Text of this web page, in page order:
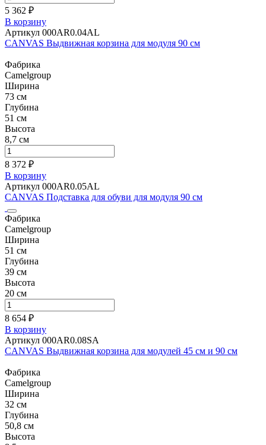
5 362 ₽
В корзину
Артикул 000AR0.04AL
CANVAS Выдвижная корзина для модуля 90 см
Фабрика
Camelgroup
Ширина
73 см
Глубина
51 см
Высота
8,7 см
8 372 ₽
В корзину
Артикул 000AR0.05AL
CANVAS Подставка для обуви для модуля 90 см
Фабрика
Camelgroup
Ширина
51 см
Глубина
39 см
Высота
20 см
8 654 ₽
В корзину
Артикул 000AR0.08SA
CANVAS Выдвижная корзина для модулей 45 см и 90 см
Фабрика
Camelgroup
Ширина
32 см
Глубина
50,8 см
Высота